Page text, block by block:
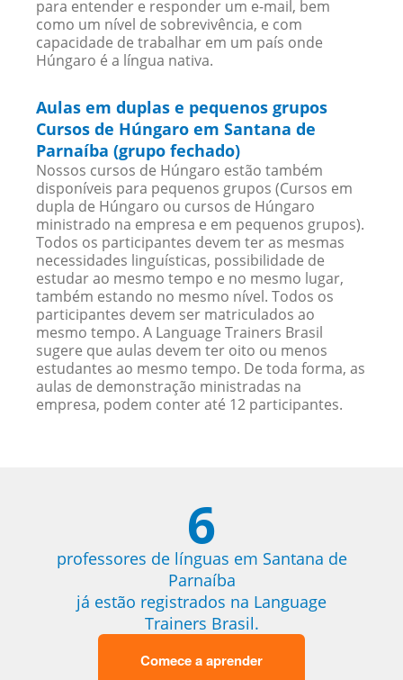
para entender e responder um e-mail, bem
como um nível de sobrevivência, e com
capacidade de trabalhar em um país onde
Húngaro é a língua nativa.
Aulas em duplas e pequenos grupos
Cursos de Húngaro em Santana de
Parnaíba (grupo fechado)
Nossos cursos de Húngaro estão também
disponíveis para pequenos grupos (Cursos em
dupla de Húngaro ou cursos de Húngaro
ministrado na empresa e em pequenos grupos).
Todos os participantes devem ter as mesmas
necessidades linguísticas, possibilidade de
estudar ao mesmo tempo e no mesmo lugar,
também estando no mesmo nível. Todos os
participantes devem ser matriculados ao
mesmo tempo. A Language Trainers Brasil
sugere que aulas devem ter oito ou menos
estudantes ao mesmo tempo. De toda forma, as
aulas de demonstração ministradas na
empresa, podem conter até 12 participantes.
6
professores de línguas em Santana de
Parnaíba
já estão registrados na Language
Trainers Brasil.
Comece a aprender